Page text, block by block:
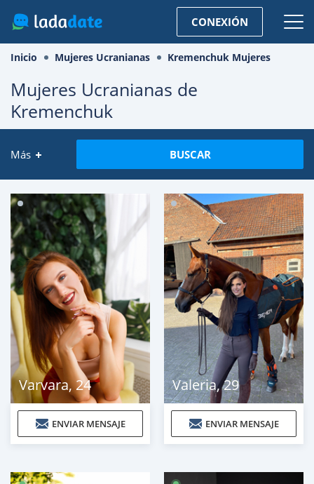
CONEXIÓN
Inicio Mujeres Ucranianas Kremenchuk Mujeres
Mujeres Ucranianas de
Kremenchuk
Más BUSCAR
Varvara,24
ENVIAR MENSAJE
Valeria,29
ENVIAR MENSAJE